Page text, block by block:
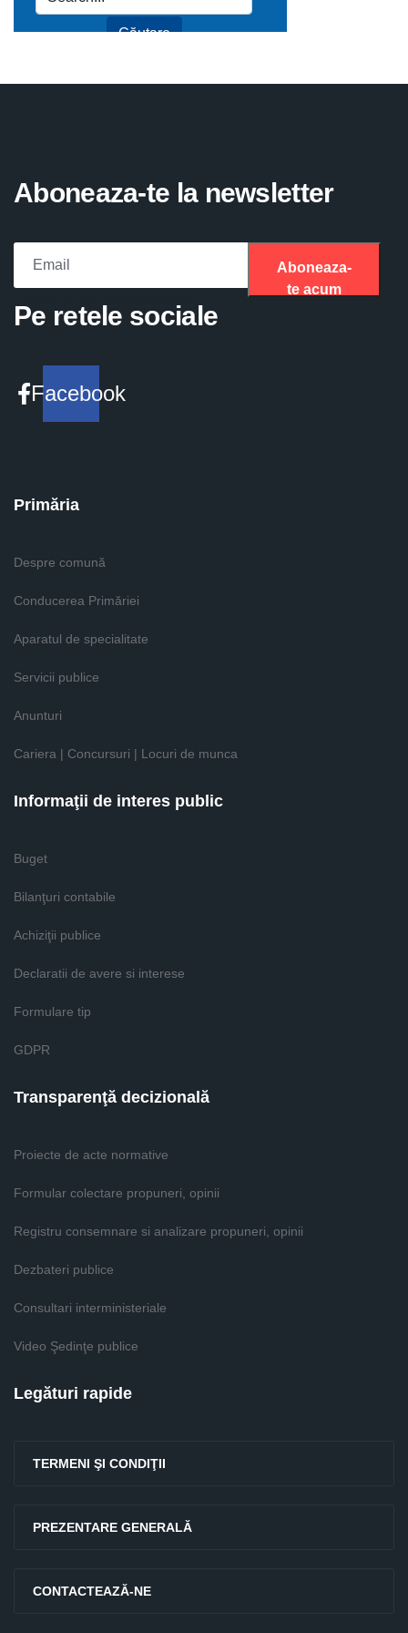
Aboneaza-te la newsletter
Aboneaza-
te acum
Pe retele sociale
Facebook
Primăria
Despre comună
Conducerea Primăriei
Aparatul de specialitate
Servicii publice
Anunturi
Cariera | Concursuri | Locuri de munca
Informaţii de interes public
Buget
Bilanţuri contabile
Achiziţii publice
Declaratii de avere si interese
Formulare tip
GDPR
Transparenţă decizională
Proiecte de acte normative
Formular colectare propuneri, opinii
Registru consemnare si analizare propuneri, opinii
Dezbateri publice
Consultari interministeriale
Video Şedinţe publice
Legături rapide
TERMENI ŞI CONDIŢII
PREZENTARE GENERALĂ
CONTACTEAZĂ-NE